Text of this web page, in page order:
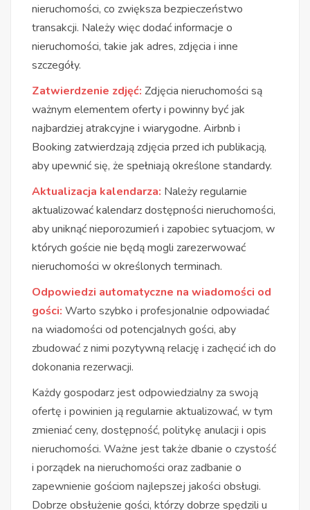
nieruchomości, co zwiększa bezpieczeństwo
transakcji. Należy więc dodać informacje o
nieruchomości, takie jak adres, zdjęcia i inne
szczegóły.
Zatwierdzenie zdjęć: Zdjęcia nieruchomości są
ważnym elementem oferty i powinny być jak
najbardziej atrakcyjne i wiarygodne. Airbnb i
Booking zatwierdzają zdjęcia przed ich publikacją,
aby upewnić się, że spełniają określone standardy.
Aktualizacja kalendarza: Należy regularnie
aktualizować kalendarz dostępności nieruchomości,
aby uniknąć nieporozumień i zapobiec sytuacjom, w
których goście nie będą mogli zarezerwować
nieruchomości w określonych terminach.
Odpowiedzi automatyczne na wiadomości od
gości: Warto szybko i profesjonalnie odpowiadać
na wiadomości od potencjalnych gości, aby
zbudować z nimi pozytywną relację i zachęcić ich do
dokonania rezerwacji.
Każdy gospodarz jest odpowiedzialny za swoją
ofertę i powinien ją regularnie aktualizować, w tym
zmieniać ceny, dostępność, politykę anulacji i opis
nieruchomości. Ważne jest także dbanie o czystość
i porządek na nieruchomości oraz zadbanie o
zapewnienie gościom najlepszej jakości obsługi.
Dobrze obsłużenie gości, którzy dobrze spędzili u